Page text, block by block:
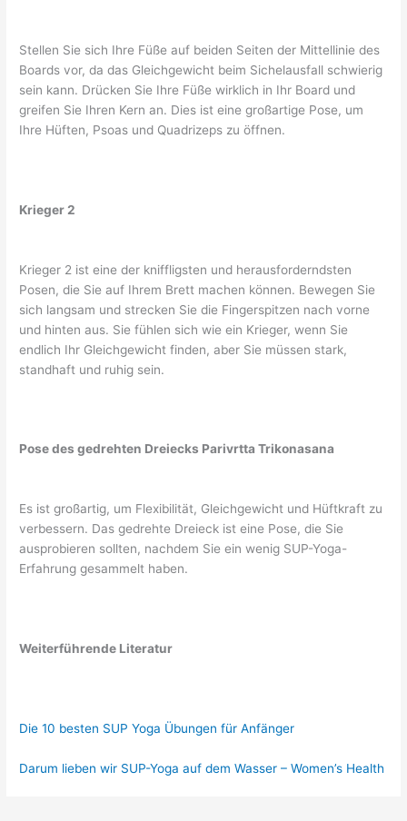
Stellen Sie sich Ihre Füße auf beiden Seiten der Mittellinie des
Boards vor, da das Gleichgewicht beim Sichelausfall schwierig
sein kann. Drücken Sie Ihre Füße wirklich in Ihr Board und
greifen Sie Ihren Kern an. Dies ist eine großartige Pose, um
Ihre Hüften, Psoas und Quadrizeps zu öffnen.
Krieger 2
Krieger 2 ist eine der kniffligsten und herausforderndsten
Posen, die Sie auf Ihrem Brett machen können. Bewegen Sie
sich langsam und strecken Sie die Fingerspitzen nach vorne
und hinten aus. Sie fühlen sich wie ein Krieger, wenn Sie
endlich Ihr Gleichgewicht finden, aber Sie müssen stark,
standhaft und ruhig sein.
Pose des gedrehten Dreiecks Parivrtta Trikonasana
Es ist großartig, um Flexibilität, Gleichgewicht und Hüftkraft zu
verbessern. Das gedrehte Dreieck ist eine Pose, die Sie
ausprobieren sollten, nachdem Sie ein wenig SUP-Yoga-
Erfahrung gesammelt haben.
Weiterführende Literatur
Die 10 besten SUP Yoga Übungen für Anfänger
Darum lieben wir SUP-Yoga auf dem Wasser – Women’s Health